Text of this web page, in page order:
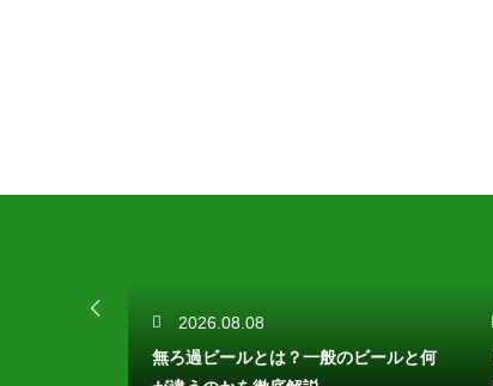
2026.08.08
無ろ過ビールとは？一般のビールと何